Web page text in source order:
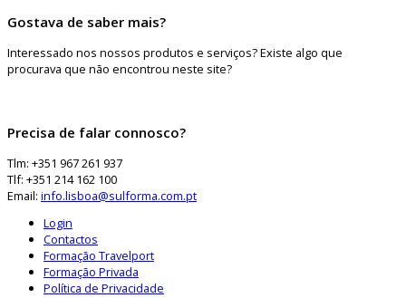
Gostava de saber mais?
Interessado nos nossos produtos e serviços? Existe algo que
procurava que não encontrou neste site?
Precisa de falar connosco?
Tlm: +351 967 261 937
Tlf: +351 214 162 100
Email: info.lisboa@sulforma.com.pt
Login
Contactos
Formação Travelport
Formação Privada
Política de Privacidade